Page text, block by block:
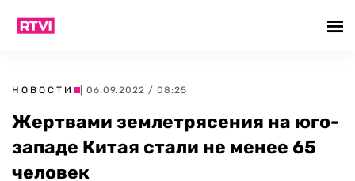
НОВОСТИ | 06.09.2022 / 08:25
Жертвами землетрясения на юго-
западе Китая стали не менее 65
человек